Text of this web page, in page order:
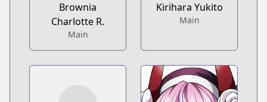
Brownia
Charlotte R.
Main
Kirihara Yukito
Main